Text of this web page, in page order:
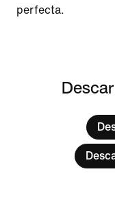
perfecta.